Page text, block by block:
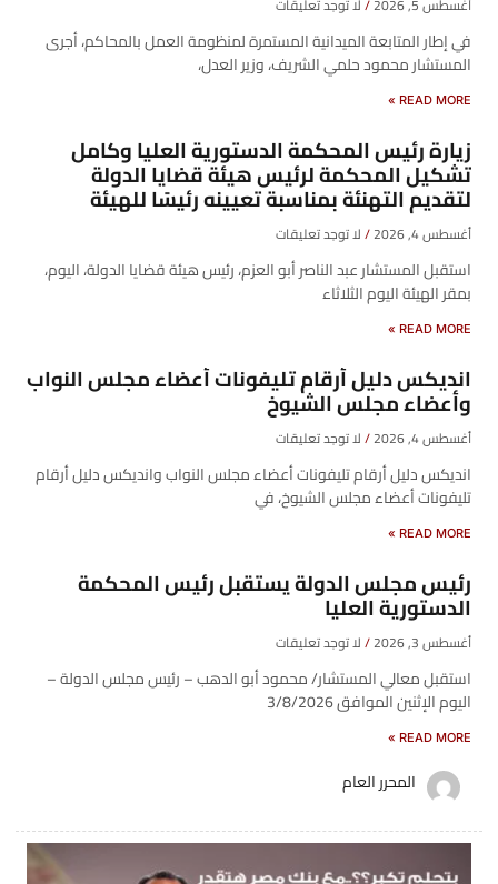
في إطار المتابعة الميدانية المستمرة لمنظومة العمل بالمحاكم، أجرى
المستشار محمود حلمي الشريف، وزير العدل،
READ MORE »
زيارة رئيس المحكمة الدستورية العليا وكامل
تشكيل المحكمة لرئيس هيئة قضايا الدولة
لتقديم التهنئة بمناسبة تعيينه رئيسًا للهيئة
أغسطس 4, 2026 لا توجد تعليقات
​استقبل المستشار عبد الناصر أبو العزم، رئيس هيئة قضايا الدولة، اليوم،
بمقر الهيئة اليوم الثلاثاء
READ MORE »
انديكس دليل أرقام تليفونات أعضاء مجلس النواب
وأعضاء مجلس الشيوخ
أغسطس 4, 2026 لا توجد تعليقات
انديكس دليل أرقام تليفونات أعضاء مجلس النواب وانديكس دليل أرقام
تليفونات أعضاء مجلس الشيوخ، في
READ MORE »
رئيس مجلس الدولة يستقبل رئيس المحكمة
الدستورية العليا
أغسطس 3, 2026 لا توجد تعليقات
استقبل معالي المستشار/ محمود أبو الدهب – رئيس مجلس الدولة –
اليوم الإثنين الموافق 3/8/2026
READ MORE »
المحرر العام